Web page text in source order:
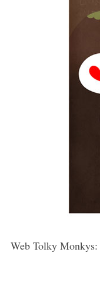
Web Tolky Monkys: